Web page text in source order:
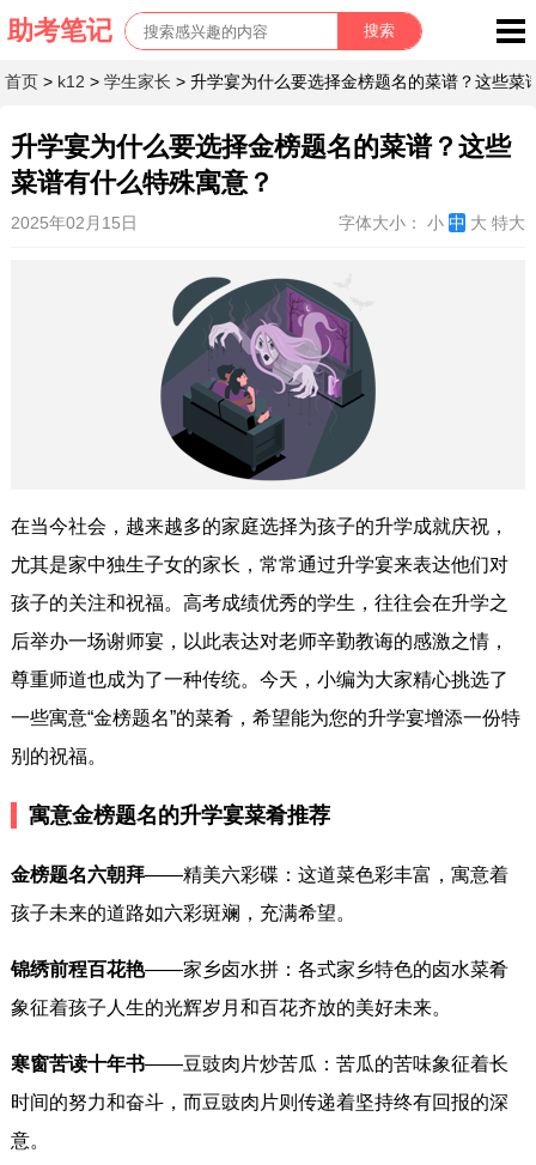
首页 > k12 >学生家长 > 升学宴为什么要选择金榜题名的菜谱？这些
升学宴为什么要选择金榜题名的菜谱？这些
菜谱有什么特殊寓意？
2025年02月15日 字体大小：小 中 大 特大
在当今社会，越来越多的家庭选择为孩子的升学成就庆祝，
尤其是家中独生子女的家长，常常通过升学宴来表达他们对
孩子的关注和祝福。高考成绩优秀的学生，往往会在升学之
后举办一场谢师宴，以此表达对老师辛勤教诲的感激之情，
尊重师道也成为了一种传统。今天，小编为大家精心挑选了
一些寓意“金榜题名”的菜肴，希望能为您的升学宴增添一份特
别的祝福。
寓意金榜题名的升学宴菜肴推荐
金榜题名六朝拜——精美六彩碟：这道菜色彩丰富，寓意着
孩子未来的道路如六彩斑斓，充满希望。
锦绣前程百花艳——家乡卤水拼：各式家乡特色的卤水菜肴
象征着孩子人生的光辉岁月和百花齐放的美好未来。
寒窗苦读十年书——豆豉肉片炒苦瓜：苦瓜的苦味象征着长
时间的努力和奋斗，而豆豉肉片则传递着坚持终有回报的深
意。